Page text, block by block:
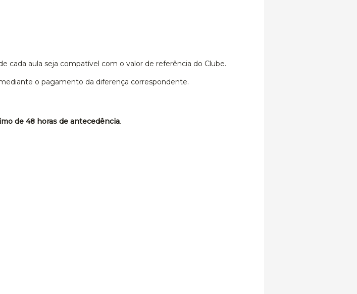
cada aula seja compatível com o valor de referência do Clube.
o pagamento da diferença correspondente.
de 48 horas de antecedência.